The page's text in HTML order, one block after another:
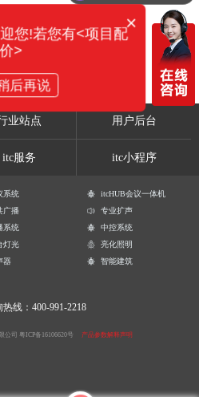
业站点 用户后台
itc服务 itc小程序
系统
itcHUB会议一体机
广播
专业扩声
系统
中控系统
灯光
亮化照明
器
智能建筑
热线：400-991-2218
公司 粤ICP备16106620号 产品参数解释声明
你们电话多少？
×
您!若您有<项目配
>
后再说